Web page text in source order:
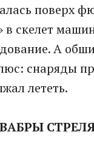
поверх
в скелет
А
снаряды
лететь.